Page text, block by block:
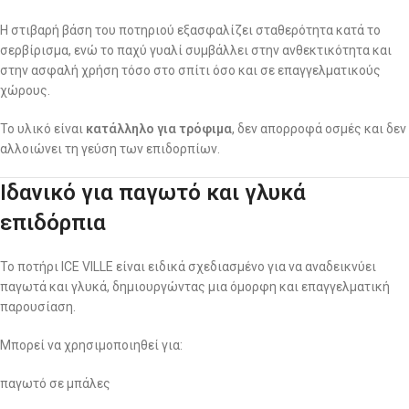
Η στιβαρή βάση του ποτηριού εξασφαλίζει σταθερότητα κατά το
σερβίρισμα, ενώ το παχύ γυαλί συμβάλλει στην ανθεκτικότητα και
στην ασφαλή χρήση τόσο στο σπίτι όσο και σε επαγγελματικούς
χώρους.
Το υλικό είναι κατάλληλο για τρόφιμα, δεν απορροφά οσμές και δεν
αλλοιώνει τη γεύση των επιδορπίων.
Ιδανικό για παγωτό και γλυκά
επιδόρπια
Το ποτήρι ICE VILLE είναι ειδικά σχεδιασμένο για να αναδεικνύει
παγωτά και γλυκά, δημιουργώντας μια όμορφη και επαγγελματική
παρουσίαση.
Μπορεί να χρησιμοποιηθεί για:
παγωτό σε μπάλες